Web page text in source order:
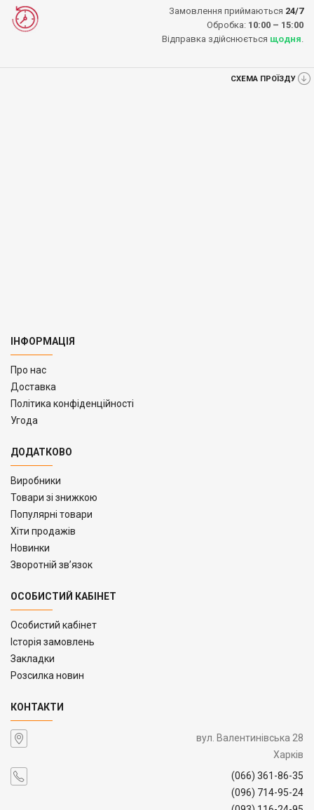
Замовлення приймаються 24/7
Обробка: 10:00 – 15:00
Відправка здійснюється щодня
СХЕМА ПРОЇЗДУ
ІНФОРМАЦІЯ
Про нас
Доставка
Політика конфіденційності
Угода
ДОДАТКОВО
Виробники
Товари зі знижкою
Популярні товари
Хіти продажів
Новинки
Зворотній зв’язок
ОСОБИСТИЙ КАБІНЕТ
Особистий кабінет
Історія замовлень
Закладки
Розсилка новин
КОНТАКТИ
вул. Валентинівська 28
Харків
(066) 361-86-35
(096) 714-95-24